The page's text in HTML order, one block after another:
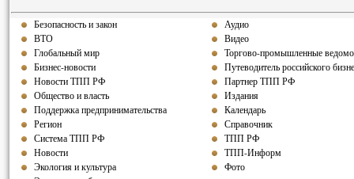
Безопасность и закон
ВТО
Глобальный мир
Бизнес-новости
Новости ТПП РФ
Общество и власть
Поддержка предпринимательства
Регион
Система ТПП РФ
Новости
Экология и культура
Аудио
Видео
Торгово-промышленные
Путеводитель российского
Партнер ТПП РФ
Издания
Календарь
Справочник
ТПП РФ
ТПП-Информ
Фото